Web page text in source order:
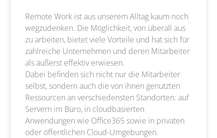
Remote Work ist aus unserem Alltag kaum noch
wegzudenken. Die Möglichkeit, von überall aus
zu arbeiten, bietet viele Vorteile und hat sich für
zahlreiche Unternehmen und deren Mitarbeiter
als äußerst effektiv erwiesen.
Dabei befinden sich nicht nur die Mitarbeiter
selbst, sondern auch die von ihnen genutzten
Ressourcen an verschiedensten Standorten: auf
Servern im Büro, in cloudbasierten
Anwendungen wie Office365 sowie in privaten
oder öffentlichen Cloud-Umgebungen.